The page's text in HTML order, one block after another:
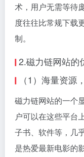
术，用户无需等待
度往往比常规下载
制。
2.磁力链网站的
（1）海量资源
磁力链网站的一个
户可以在这些平台
子书、软件等，几
是热爱最新电影的